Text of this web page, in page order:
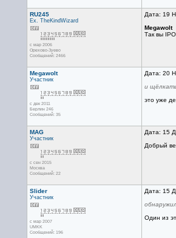
RU245
Ex. TheKindWizard
с мар 2006
Орехово-Зуево
Сообщений: 2466
Дата: 19
Megawolt
Так вы
Megawolt
Участник
с дек 2011
Берлин 246
Сообщений: 35
Дата: 20
и
это уже
MAG
Участник
с сен 2015
Москва
Сообщений: 22
Дата: 15
Добрый
Slider
Участник
с мар 2007
UMKK
Сообщений: 196
Дата: 15
Один из